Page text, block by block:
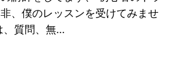
、僕のレッスンを受けてみませ
、質問、無…